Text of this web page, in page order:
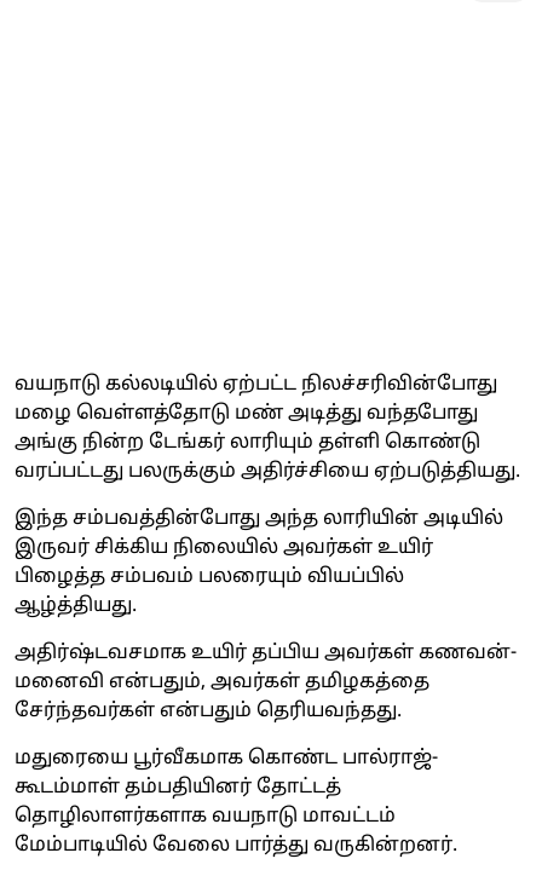
வயநாடு கல்லடியில் ஏற்பட்ட நிலச்சரிவின்போது
மழை வெள்ளத்தோடு மண் அடித்து வந்தபோது
அங்கு நின்ற டேங்கர் லாரியும் தள்ளி கொண்டு
வரப்பட்டது பலருக்கும் அதிர்ச்சியை ஏற்படுத்தியது.
இந்த சம்பவத்தின்போது அந்த லாரியின் அடியில்
இருவர் சிக்கிய நிலையில் அவர்கள் உயிர்
பிழைத்த சம்பவம் பலரையும் வியப்பில்
ஆழ்த்தியது.
அதிர்ஷ்டவசமாக உயிர் தப்பிய அவர்கள் கணவன்-
மனைவி என்பதும், அவர்கள் தமிழகத்தை
சேர்ந்தவர்கள் என்பதும் தெரியவந்தது.
மதுரையை பூர்வீகமாக கொண்ட பால்ராஜ்-
கூடம்மாள் தம்பதியினர் தோட்டத்
தொழிலாளர்களாக வயநாடு மாவட்டம்
மேம்பாடியில் வேலை பார்த்து வருகின்றனர்.